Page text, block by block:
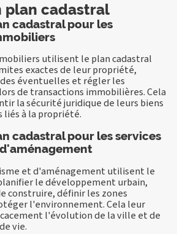
cadastral
cadastral pour les
utilisent le plan cadastral
exactes de leur propriété,
éventuelles et régler les
de transactions immobilières. Cela
la sécurité juridique de leurs biens
à la propriété.
cadastral pour les services
et d'aménagement utilisent le
le développement urbain,
construire, définir les zones
l'environnement. Cela leur
l'évolution de la ville et de
vie.